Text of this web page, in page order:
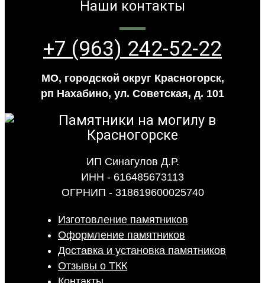
Наши контакты
+7 (963) 242-52-22
МО, городской округ Красногорск,
рп Нахабино, ул. Советская, д. 101
ИП Синагулов Д.Р.
ИНН - 616485673113
ОГРНИП - 318619600025740
Изготовление памятников
Оформление памятников
Доставка и установка памятников
Отзывы о ТКК